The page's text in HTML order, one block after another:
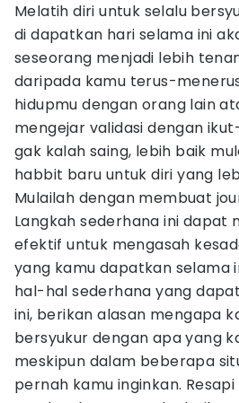
Melatih diri untuk selalu
di dapatkan hari selama ini
seseorang menjadi lebih
daripada kamu terus-
hidupmu dengan orang lain
mengejar validasi dengan
gak kalah saing, lebih baik
habbit baru untuk diri yang
Mulailah dengan membuat
Langkah sederhana ini dapat
efektif untuk mengasah
yang kamu dapatkan selama
hal-hal sederhana yang
ini, berikan alasan mengapa
bersyukur dengan apa yang
meskipun dalam beberapa
pernah kamu inginkan.